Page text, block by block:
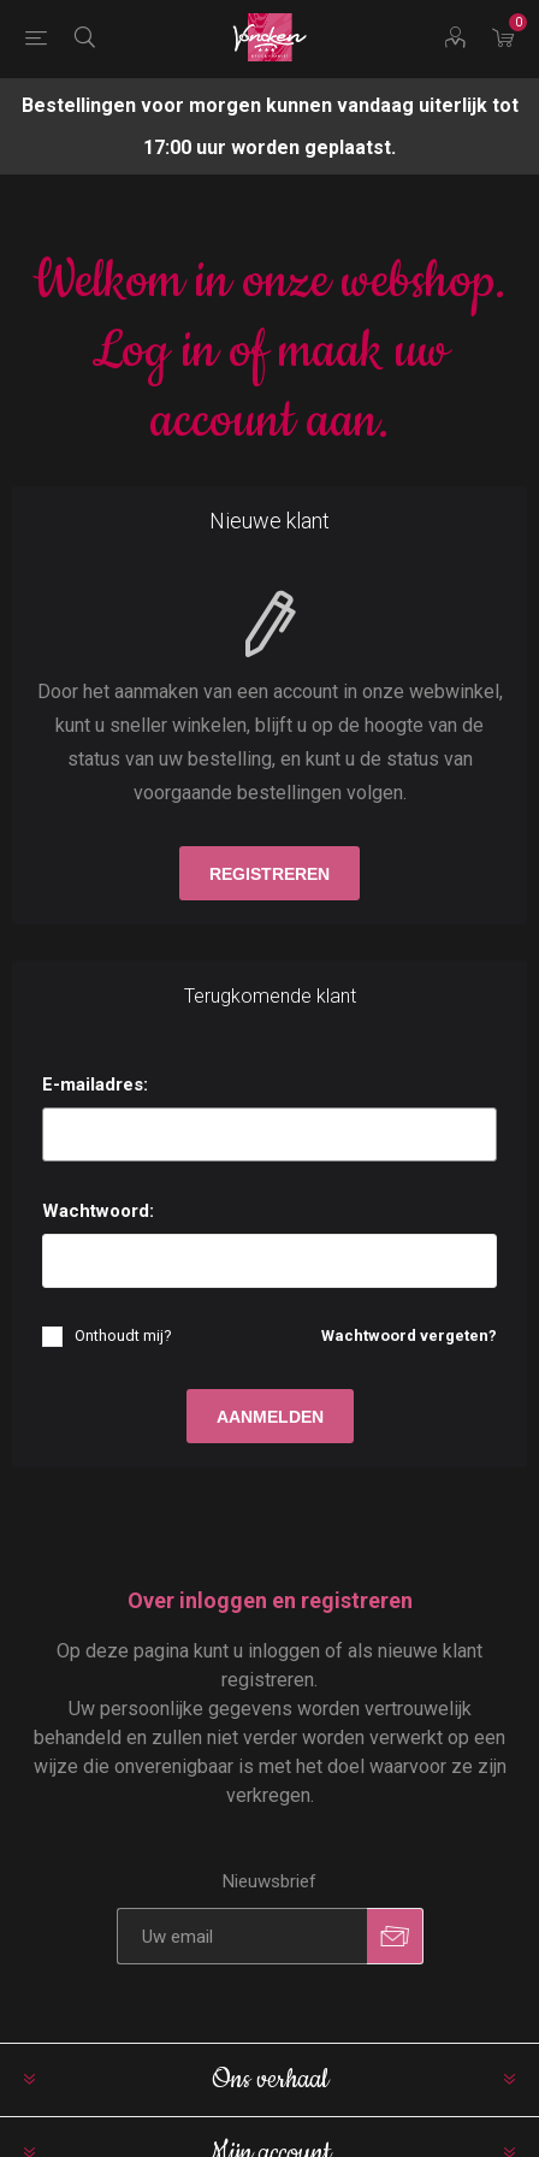
0
Bestellingen voor morgen kunnen vandaag uiterlijk tot
17:00 uur worden geplaatst.
Welkom in onze webshop.
Log in of maak uw
account aan.
Nieuwe klant
Door het aanmaken van een account in onze webwinkel,
kunt u sneller winkelen, blijft u op de hoogte van de
status van uw bestelling, en kunt u de status van
voorgaande bestellingen volgen.
Terugkomende klant
E-mailadres:
Wachtwoord:
Wachtwoord vergeten?
Onthoudt mij?
Over inloggen en registreren
Op deze pagina kunt u inloggen of als nieuwe klant
registreren.
Uw persoonlijke gegevens worden vertrouwelijk
behandeld en zullen niet verder worden verwerkt op een
wijze die onverenigbaar is met het doel waarvoor ze zijn
verkregen.
Nieuwsbrief
Ons verhaal